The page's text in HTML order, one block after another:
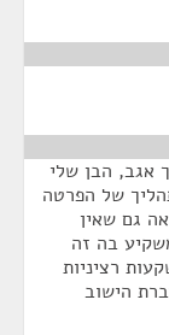
אגב, הבן שלי
של הפרטה
גם שאין
בה זה
רציניות
הישוב